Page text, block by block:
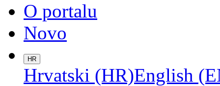
O portalu
Novo
HR
Hrvatski (HR)English